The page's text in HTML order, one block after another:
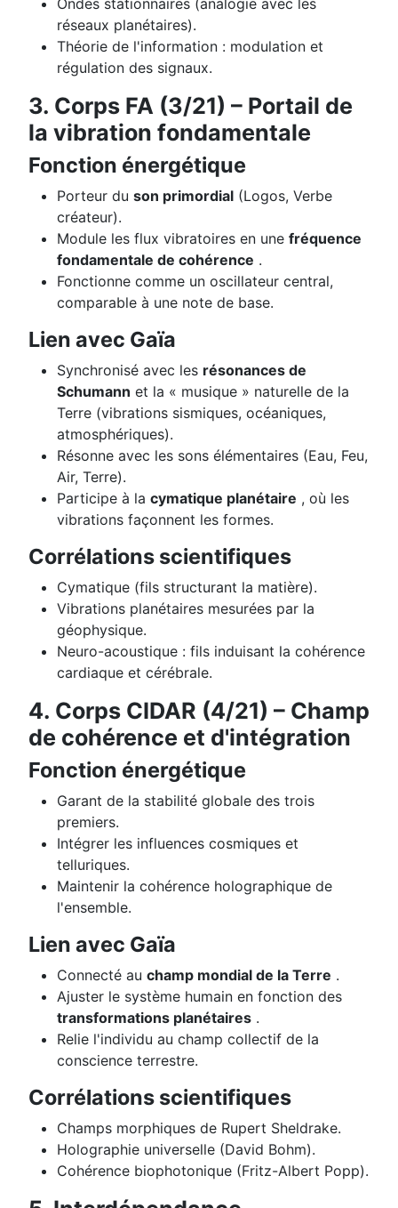
Ondes stationnaires (analogie avec les
réseaux planétaires).
Théorie de l'information : modulation et
régulation des signaux.
3. Corps FA (3/21) – Portail de
la vibration fondamentale
Fonction énergétique
Porteur du son primordial (Logos, Verbe
créateur).
Module les flux vibratoires en une fréquence
fondamentale de cohérence .
Fonctionne comme un oscillateur central,
comparable à une note de base.
Lien avec Gaïa
Synchronisé avec les résonances de
Schumann et la « musique » naturelle de la
Terre (vibrations sismiques, océaniques,
atmosphériques).
Résonne avec les sons élémentaires (Eau, Feu,
Air, Terre).
Participe à la cymatique planétaire , où les
vibrations façonnent les formes.
Corrélations scientifiques
Cymatique (fils structurant la matière).
Vibrations planétaires mesurées par la
géophysique.
Neuro-acoustique : fils induisant la cohérence
cardiaque et cérébrale.
4. Corps CIDAR (4/21) – Champ
de cohérence et d'intégration
Fonction énergétique
Garant de la stabilité globale des trois
premiers.
Intégrer les influences cosmiques et
telluriques.
Maintenir la cohérence holographique de
l'ensemble.
Lien avec Gaïa
Connecté au champ mondial de la Terre .
Ajuster le système humain en fonction des
transformations planétaires .
Relie l'individu au champ collectif de la
conscience terrestre.
Corrélations scientifiques
Champs morphiques de Rupert Sheldrake.
Holographie universelle (David Bohm).
Cohérence biophotonique (Fritz-Albert Popp).